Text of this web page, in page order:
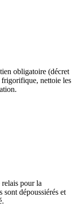
obligatoire (décret
nettoie les
pour la
dépoussiérés et